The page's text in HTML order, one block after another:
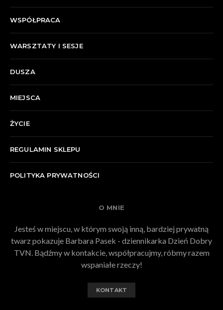
WSPÓŁPRACA
WARSZTATY I SESJE
DUSZA
MIEJSCA
ŻYCIE
REGULAMIN SKLEPU
POLITYKA PRYWATNOŚCI
O MNIE
Jesteś w miejscu, w którym swoją inną, bardziej prywatną
twarz pokazuje Barbara Pasek - dziennikarka Dzień Dobry
TVN. Bądźmy w kontakcie, współpracujmy, róbmy razem
wspaniałe rzeczy!
KONTAKT